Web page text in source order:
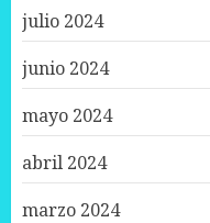
julio 2024
junio 2024
mayo 2024
abril 2024
marzo 2024